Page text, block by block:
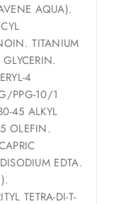
AQUA).
TITANIUM
4
PPG-10/1
45 ALKYL
OLEFIN.
EDTA.
TETRA-DI-T-